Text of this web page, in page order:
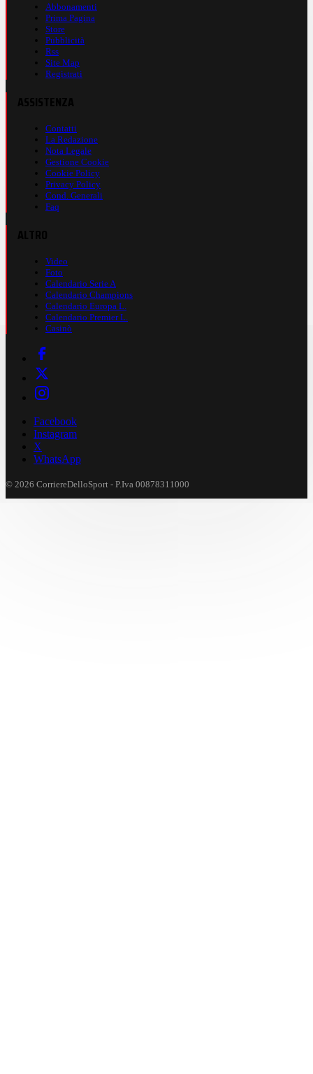
Abbonamenti
Prima Pagina
Store
Pubblicità
Rss
Site Map
Registrati
Contatti
La Redazione
Nota Legale
Gestione Cookie
Cookie Policy
Privacy Policy
Cond. Generali
Faq
Video
Foto
Calendario Serie A
Calendario Champions
Calendario Europa L.
Calendario Premier L.
Casinò
Facebook
Instagram
X
WhatsApp
© 2026 CorriereDelloSport - P.Iva 00878311000